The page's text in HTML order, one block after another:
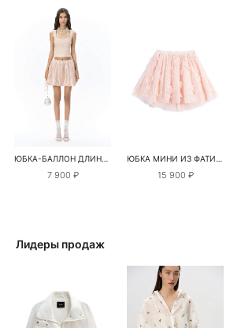
ЮБКА-БАЛЛОН ДЛИНЫ МИНИ
7 900 ₽
ЮБКА МИНИ ИЗ ФАТИНА С ЦВЕТАМИ
15 900 ₽
Лидеры продаж